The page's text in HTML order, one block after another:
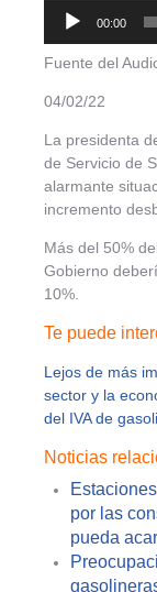
Reproductor
audio
00:00
Fuente del
04/02/22
La presidenta
de Servicio de
alarmante
incremento
Más del 50%
Gobierno
10%.
Te puede
Lejos de más
sector y la
del IVA de
Noticias
por las
pueda